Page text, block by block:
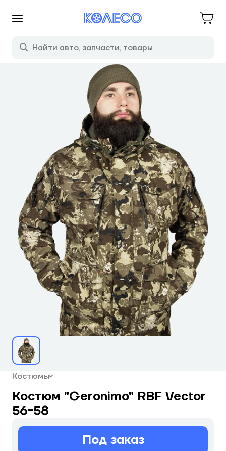
Костюмы
Костюм "Geronimo" RBF Vector
56-58
Под заказ